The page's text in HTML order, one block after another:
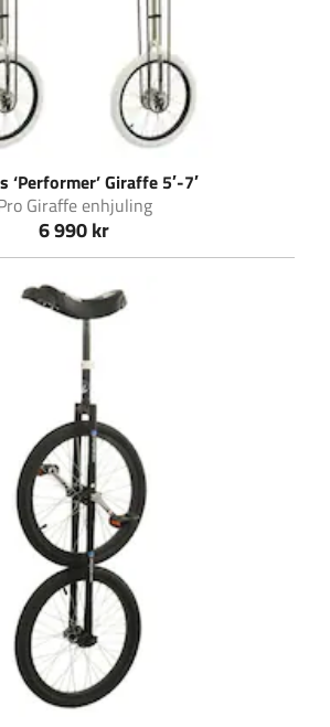
‘Performer’ Giraffe 5′-7′
Giraffe enhjuling
6 990 kr